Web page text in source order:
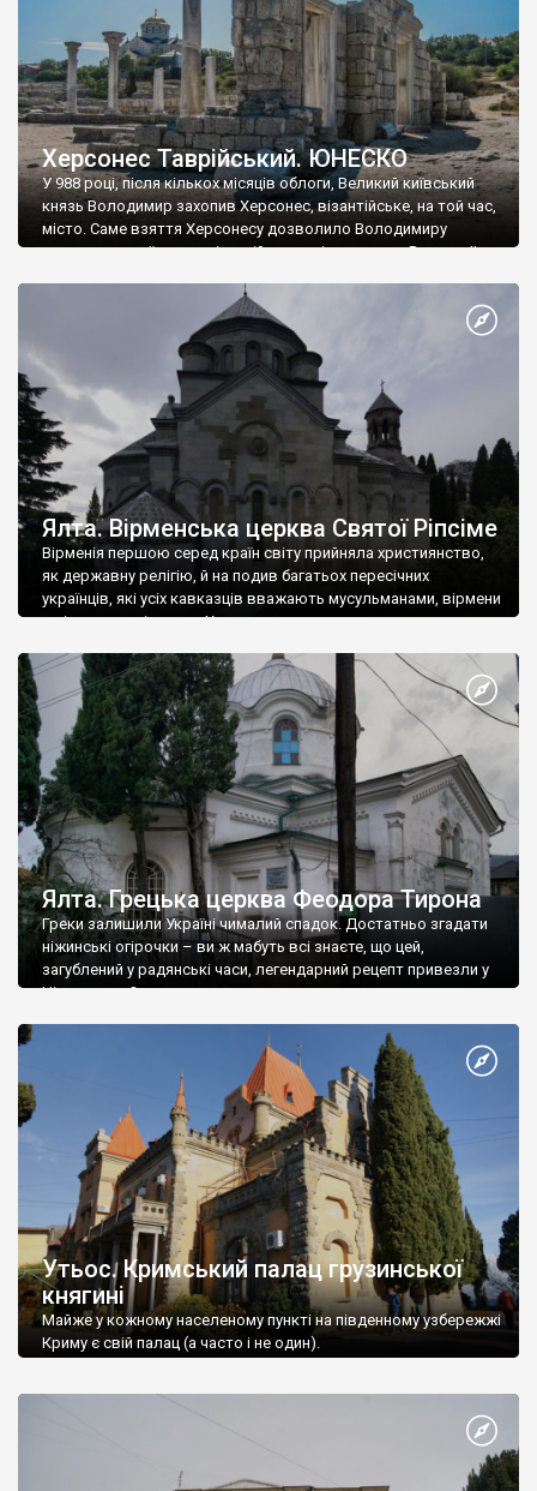
Херсонес Таврійський. ЮНЕСКО
У 988 році, після кількох місяців облоги, Великий київський
князь Володимир захопив Херсонес, візантійське, на той час,
місто. Саме взяття Херсонесу дозволило Володимиру
диктувати свої умови візантійському імператору Василю ІІ, та
Херсонесі Володимир-язичник, став Василем-християнином.
А потім було Хрещення Русі. На честь Херсонесу Таврійського
Ялта. Вірменська церква Святої Ріпсіме
Вірменія першою серед країн світу прийняла християнство,
як державну релігію, й на подив багатьох пересічних
українців, які усіх кавказців вважають мусульманами, вірмени
є відданими вірянами Христа
Ялта. Грецька церква Феодора Тирона
Греки залишили Україні чималий спадок. Достатньо згадати
ніжинські огірочки – ви ж мабуть всі знаєте, що цей,
загублений у радянські часи, легендарний рецепт привезли у
Ніжин греки?
Утьос. Кримський палац грузинської
княгині
Майже у кожному населеному пункті на південному узбережжі
Криму є свій палац (а часто і не один).